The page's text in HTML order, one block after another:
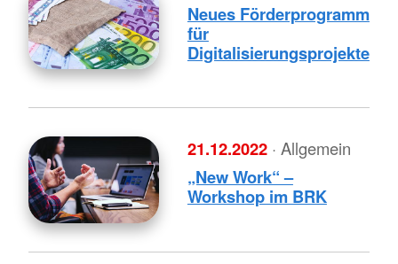
Neues Förderprogramm
für
Digitalisierungsprojekte
21.12.2022 · Allgemein
„New Work“ –
Workshop im BRK